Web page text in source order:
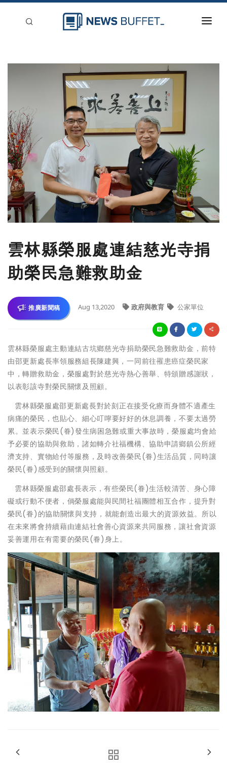
雲林縣榮服處連結慈光寺捐
助榮民急難救助金
推廣新聞稿 Aug 13,2020 政府與教育 公家單位
雲林縣榮服處主動連結古坑鄉慈光寺捐助榮民急難救助金，前特
由邵更新處長率領服務組長陳建興，一同前往罹患癌症榮民家
中，轉贈救助金，榮服處對於慈光寺熱心善舉、特頒贈感謝狀，
以表彰該寺對榮民關懷及照顧。
雲林縣榮服處邵更新處長對於刻正在接受化療而身體不適產生
病痛的榮民，也貼心、細心叮嚀要好好的休息調養，不要太過勞
累。並表示榮民(眷)發生病困急難或重大事故時，榮服處均會給
予必要的協助與救助，諸如轉介社福機構、協助申請鄉鎮公所經
濟支持、實物給付等服務，及時改善榮民(眷)生活品質，同時讓
榮民(眷)感受到的關懷與照顧。
雲林縣榮服處邵處長表示，有些榮民(眷)生活較清苦、身心障
礙或行動不便者，倘榮服處能與民間社福團體相互合作，提升對
榮民(眷)的協助關懷與支持，就能創造出最大的資源效益。所以
在未來將會持續藉由連結社會善心資源來共同服務，讓社會資源
妥善運用在有需要的榮民(眷)身上。